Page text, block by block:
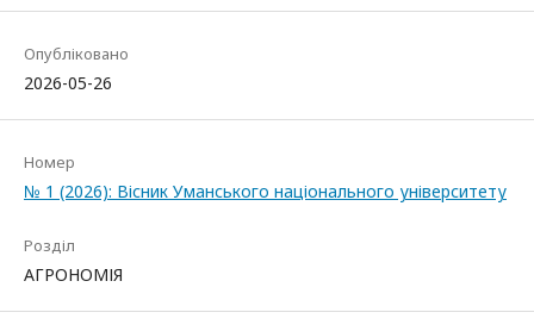
Опубліковано
2026-05-26
Номер
№ 1 (2026): Вісник Уманського національного університету
Розділ
АГРОНОМІЯ